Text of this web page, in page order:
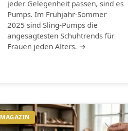
jeder Gelegenheit passen, sind es
Pumps. Im Frühjahr-Sommer
2025 sind Sling-Pumps die
angesagtesten Schuhtrends für
Frauen jeden Alters. →
MAGAZIN